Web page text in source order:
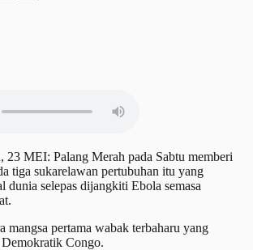
MEI: Palang Merah pada Sabtu memberi
tiga sukarelawan pertubuhan itu yang
dunia selepas dijangkiti Ebola semasa
mangsa pertama wabak terbaharu yang
Congo.